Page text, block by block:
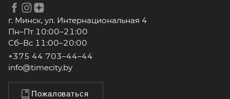
г. Минск, ул. Интернациональная 4
Пн–Пт 10:00–21:00
Сб–Вс 11:00–20:00
+375 44 703–44–44
info@timecity.by
Пожаловаться